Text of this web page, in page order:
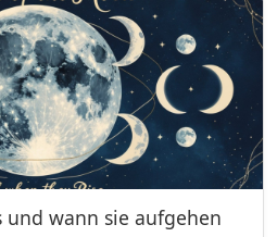
und wann sie aufgehen